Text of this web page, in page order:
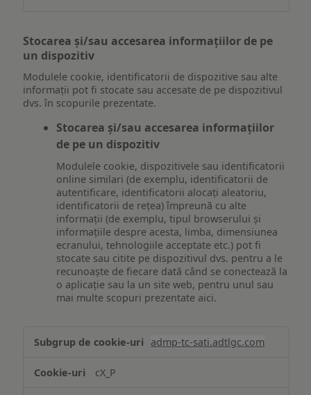
Stocarea și/sau accesarea informațiilor de pe
un dispozitiv
Modulele cookie, identificatorii de dispozitive sau alte
informații pot fi stocate sau accesate de pe dispozitivul
dvs. în scopurile prezentate.
Stocarea și/sau accesarea informațiilor
de pe un dispozitiv
Modulele cookie, dispozitivele sau identificatorii
online similari (de exemplu, identificatorii de
autentificare, identificatorii alocați aleatoriu,
identificatorii de rețea) împreună cu alte
informații (de exemplu, tipul browserului și
informațiile despre acesta, limba, dimensiunea
ecranului, tehnologiile acceptate etc.) pot fi
stocate sau citite pe dispozitivul dvs. pentru a le
recunoaște de fiecare dată când se conectează la
o aplicație sau la un site web, pentru unul sau
mai multe scopuri prezentate aici.
și/sau
informațiilor
admp-tc-sati.adtlgc.com
cX_P